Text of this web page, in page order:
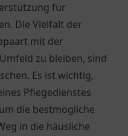
für
Die Vielfalt der
mit der
zu bleiben, sind
Es ist wichtig,
Pflegedienstes
die bestmögliche
in die häusliche